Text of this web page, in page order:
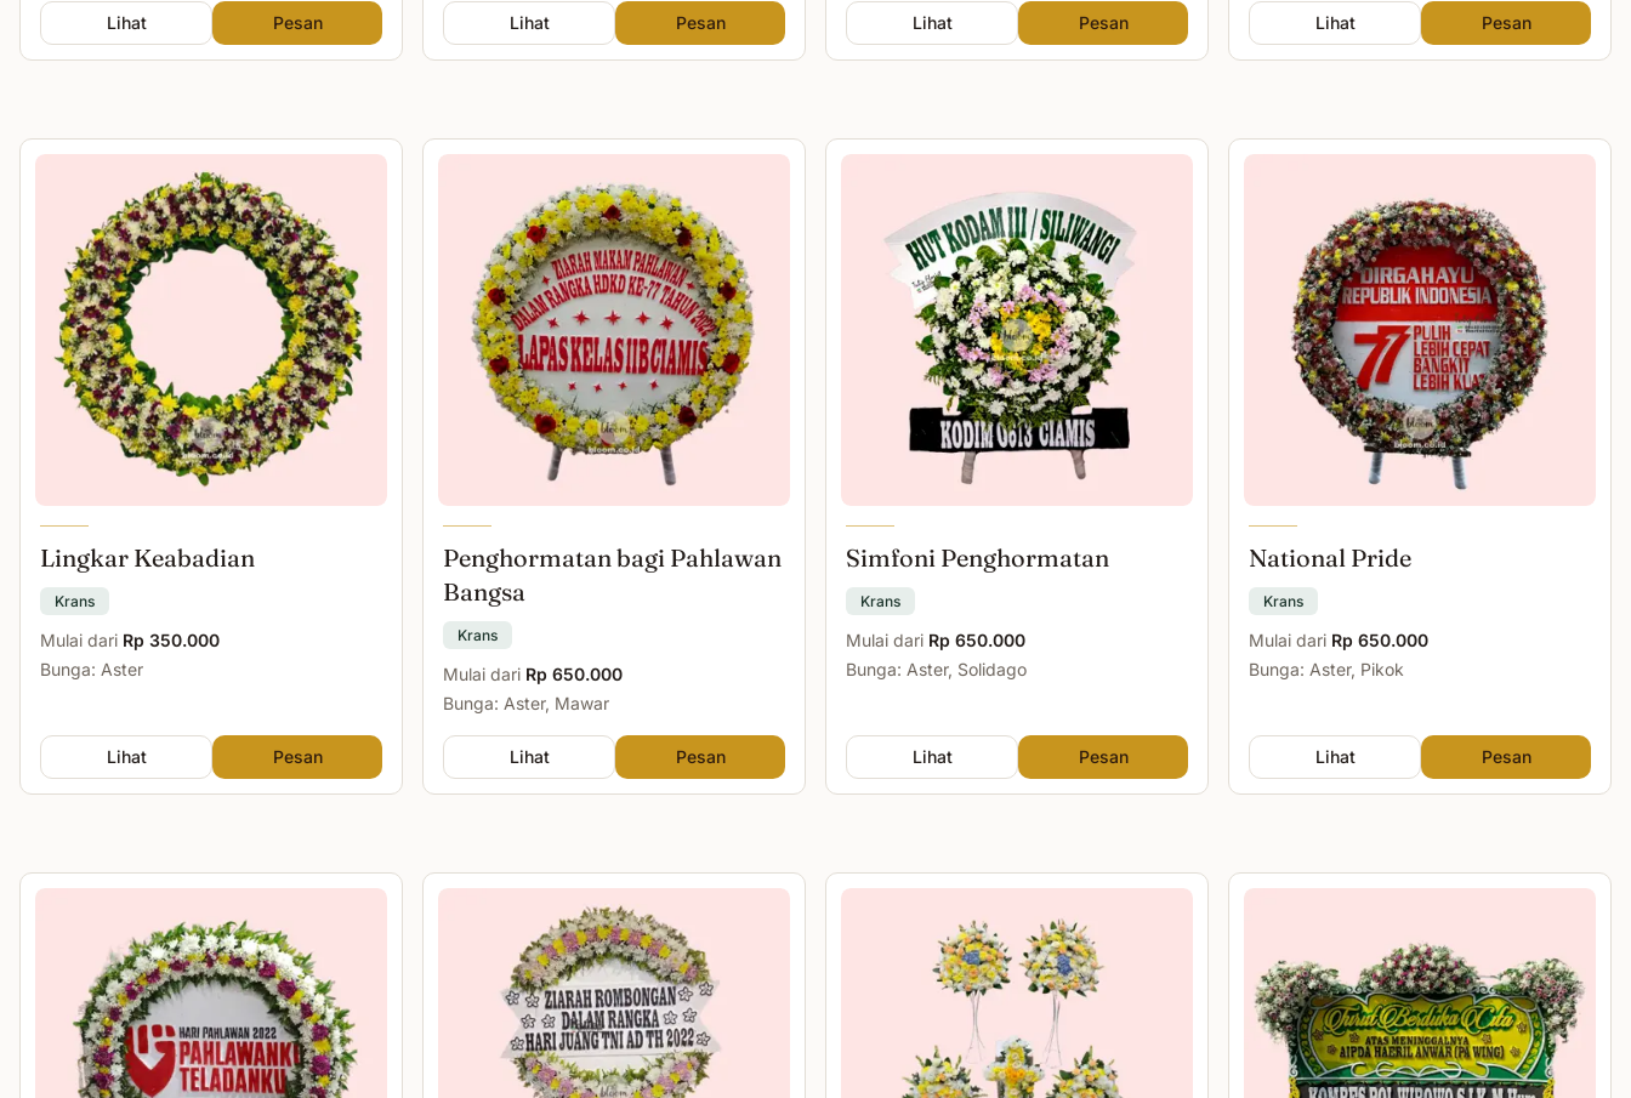
Lihat Pesan Lihat Pesan Lihat Pesan Lihat Pesan
Lingkar Keabadian
Krans
Mulai dari Rp 350.000
Bunga: Aster
Lihat Pesan
Penghormatan bagi Pahlawan
Bangsa
Krans
Mulai dari Rp 650.000
Bunga: Aster, Mawar
Lihat Pesan
Simfoni Penghormatan
Krans
Mulai dari Rp 650.000
Bunga: Aster, Solidago
Lihat Pesan
National Pride
Krans
Mulai dari Rp 650.000
Bunga: Aster, Pikok
Lihat Pesan